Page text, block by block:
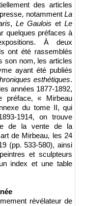
des articles
notamment La
, Le Gaulois et Le
quelques préfaces à
À deux
ont été rassemblés
son nom, les articles
ayant été publiés
esthétiques.
années 1877-1892,
préface, « Mirbeau
du tome II, qui
1914, on trouve
de la vente de la
de Mirbeau, les 24
(pp. 533-580), ainsi
et sculpteurs
index et une table
révélateur de